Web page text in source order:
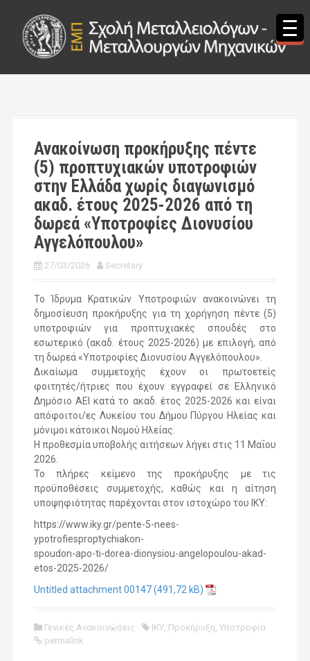
Ανακοίνωση προκήρυξης πέντε
(5) προπτυχιακών υποτροφιών
στην Ελλάδα χωρίς διαγωνισμό
ακαδ. έτους 2025-2026 από τη
δωρεά «Υποτροφίες Διονυσίου
Αγγελόπουλου»
27/03/2026 Secretary
Το Ίδρυμα Κρατικών Υποτροφιών ανακοινώνει τη
δημοσίευση προκήρυξης για τη χορήγηση πέντε (5)
υποτροφιών για προπτυχιακές σπουδές στο
εσωτερικό (ακαδ. έτους 2025-2026) με επιλογή, από
τη δωρεά «Υποτροφίες Διονυσίου Αγγελόπουλου».
Δικαίωμα συμμετοχής έχουν οι πρωτοετείς
φοιτητές/ήτριες που έχουν εγγραφεί σε Ελληνικό
Δημόσιο ΑΕΙ κατά το ακαδ. έτος 2025-2026 και είναι
απόφοιτοι/ες Λυκείου του Δήμου Πύργου Ηλείας και
μόνιμοι κάτοικοι Νομού Ηλείας.
H προθεσμία υποβολής αιτήσεων λήγει στις 11 Μαΐου
2026.
Το πλήρες κείμενο της προκήρυξης με τις
προϋποθέσεις συμμετοχής, καθώς και η αίτηση
υποψηφιότητας παρέχονται στον ιστοχώρο του ΙΚΥ:
https://www.iky.gr/pente-5-nees-
ypotrofiesproptychiakon-
spoudon-apo-ti-dorea-dionysiou-angelopoulou-akad-
etos-2025-2026/
Untitled attachment 00147
Γενικές Ανακοινώσεις ΙΚΥ, Προκήρυξη, Υποτροφία
permalink